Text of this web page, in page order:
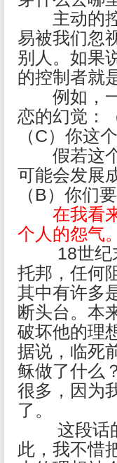
主动的控
易被我们忽
别人。如果
的控制者就
例如，一
恋的幻觉：
（C）你这
假若这个
可能会发展
（B）你们
在我看
个人的怨气。
18世纪末
托邦，任何
其中有许多
断头台。本
破坏他的理
据说，临死
稣做了什么
很多，因为
了。
这段话的
此，我不惜